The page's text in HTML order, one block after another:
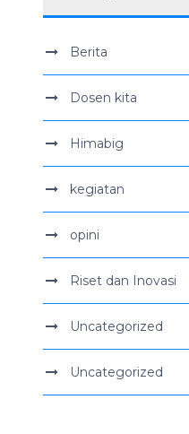
Berita
Dosen kita
Himabig
kegiatan
opini
Riset dan Inovasi
Uncategorized
Uncategorized